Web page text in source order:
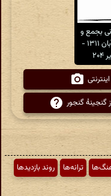
بجمع و
تصحیح علی عبدالرسولی آبان ۱۳۱۱ -
گنجینهٔ گنجور
ترانه‌ها
روند بازدیدها